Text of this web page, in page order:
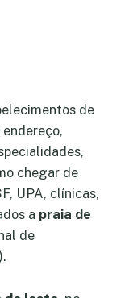
de
chegar de
UPA, clínicas,
a praia de
de